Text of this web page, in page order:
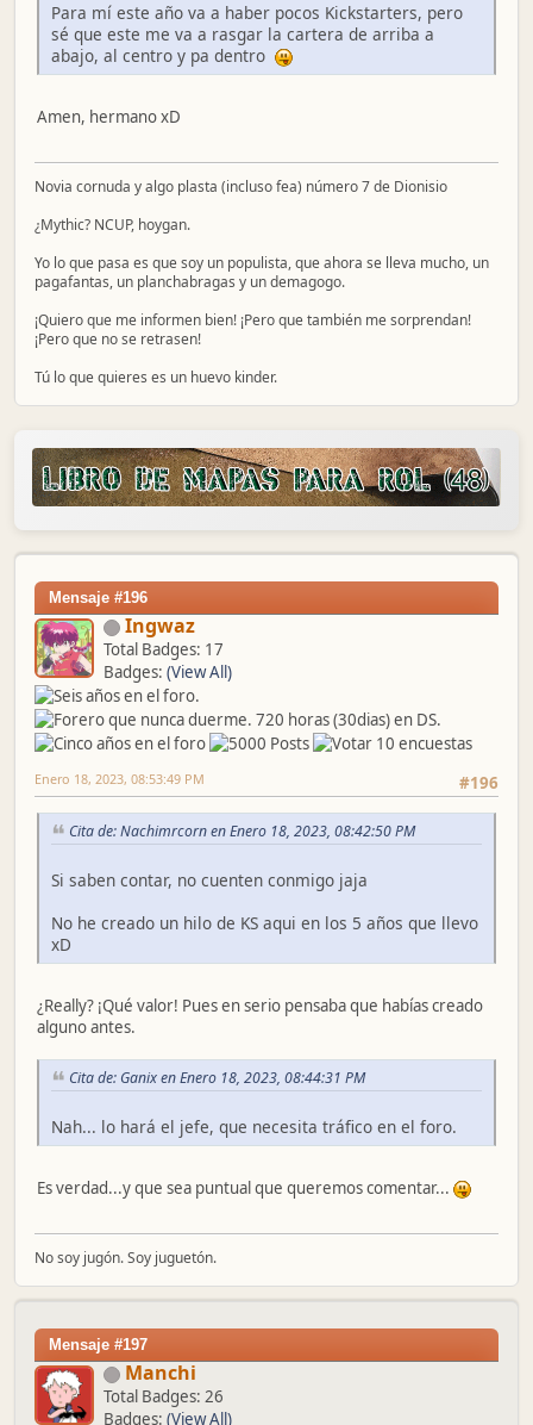
Para mí este año va a haber pocos Kickstarters, pero
sé que este me va a rasgar la cartera de arriba a
abajo, al centro y pa dentro
Amen, hermano xD
Novia cornuda y algo plasta (incluso fea) número 7 de Dionisio
¿Mythic? NCUP, hoygan.
Yo lo que pasa es que soy un populista, que ahora se lleva mucho, un
pagafantas, un planchabragas y un demagogo.
¡Quiero que me informen bien! ¡Pero que también me sorprendan!
¡Pero que no se retrasen!
Tú lo que quieres es un huevo kinder.
Mensaje #196
Ingwaz
Total Badges: 17
Badges: (View All)
#196
Enero 18, 2023, 08:53:49 PM
Cita de: Nachimrcorn en Enero 18, 2023, 08:42:50 PM
Si saben contar, no cuenten conmigo jaja
No he creado un hilo de KS aqui en los 5 años que llevo
xD
¿Really? ¡Qué valor! Pues en serio pensaba que habías creado
alguno antes.
Cita de: Ganix en Enero 18, 2023, 08:44:31 PM
Nah... lo hará el jefe, que necesita tráfico en el foro.
Es verdad...y que sea puntual que queremos comentar...
No soy jugón. Soy juguetón.
Mensaje #197
Manchi
Total Badges: 26
Badges: (View All)